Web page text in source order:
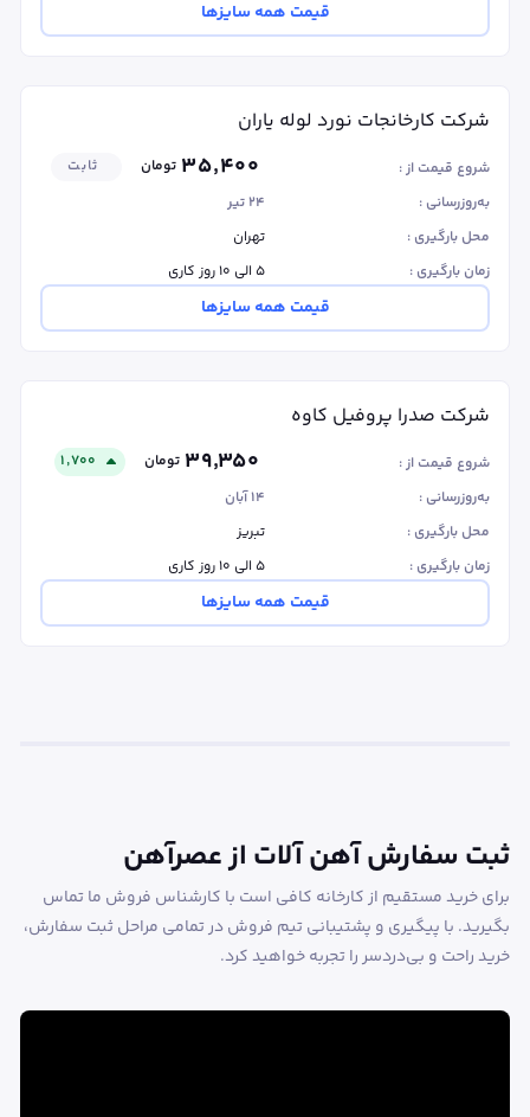
قیمت همه سایزها
شرکت کارخانجات نورد لوله یاران
شروع قیمت از : ۳۵٬۴۰۰ تومان
ثابت
به‌روزرسانی :
۲۴ تیر
محل بارگیری :
تهران
زمان بارگیری :
۵ الی ۱۰ روز کاری
قیمت همه سایزها
شرکت صدرا پروفیل کاوه
شروع قیمت از : ۳۹٬۳۵۰ تومان
۱٬۷۰۰
به‌روزرسانی :
۱۴ آبان
محل بارگیری :
تبریز
زمان بارگیری :
۵ الی ۱۰ روز کاری
قیمت همه سایزها
ثبت سفارش آهن آلات از عصرآهن
برای خرید مستقیم از کارخانه کافی است با کارشناس فروش ما تماس
بگیرید. با پیگیری و پشتیبانی تیم فروش در تمامی مراحل ثبت سفارش،
خرید راحت و بی‌دردسر را تجربه خواهید کرد.